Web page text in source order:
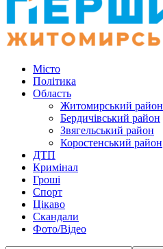
Місто
Політика
Область
Житомирський район
Бердичівський район
Звягельський район
Коростенський район
ДТП
Кримінал
Гроші
Спорт
Цікаво
Скандали
Фото/Відео